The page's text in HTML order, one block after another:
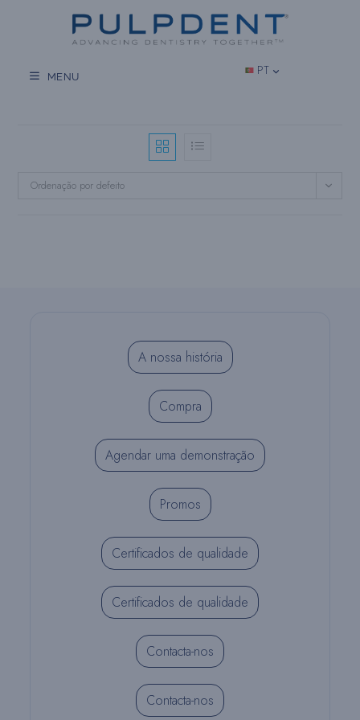
conteúdo
MENU PT
Ordenação por defeito
A nossa história
Compra
Agendar uma demonstração
Promos
Certificados de qualidade
Certificados de qualidade
Contacta-nos
Contacta-nos